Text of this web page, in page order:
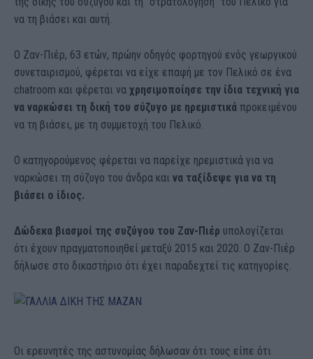
να τη βιάσει και αυτή.
Ο Ζαν-Πιέρ, 63 ετών, πρώην οδηγός φορτηγού ενός γεωργικού
συνεταιρισμού, φέρεται να είχε επαφή με τον Πελικό σε ένα
chatroom και φέρεται να χρησιμοποίησε την ίδια τεχνική για
να ναρκώσει τη δική του σύζυγο με ηρεμιστικά προκειμένου
να τη βιάσει, με τη συμμετοχή του Πελικό.
Ο κατηγορούμενος φέρεται να παρείχε ηρεμιστικά για να
ναρκώσει τη σύζυγο του άνδρα και να ταξίδεψε για να τη
βιάσει ο ίδιος.
Δώδεκα βιασμοί της συζύγου του Ζαν-Πιέρ υπολογίζεται
ότι έχουν πραγματοποιηθεί μεταξύ 2015 και 2020. Ο Ζαν-Πιέρ
δήλωσε στο δικαστήριο ότι έχει παραδεχτεί τις κατηγορίες.
Οι ερευνητές της αστυνομίας δήλωσαν ότι τους είπε ότι